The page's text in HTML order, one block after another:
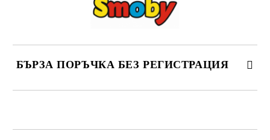
БЪРЗА ПОРЪЧКА БЕЗ РЕГИСТРАЦИЯ